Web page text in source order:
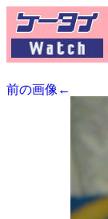
前の画像←